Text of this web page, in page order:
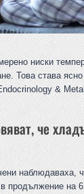
ниски
Това става
&
че
наблюдаваха,
продължение на